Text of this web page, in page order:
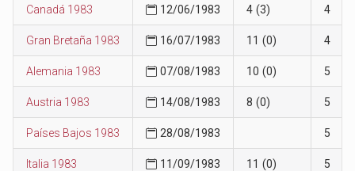
Canadá 1983 12/06/1983 4 (3) 4
Gran Bretaña 1983 16/07/1983 11 (0) 4
Alemania 1983 07/08/1983 10 (0) 5
Austria 1983 14/08/1983 8 (0) 5
Países Bajos 1983 28/08/1983 5
Italia 1983 11/09/1983 11 (0) 5